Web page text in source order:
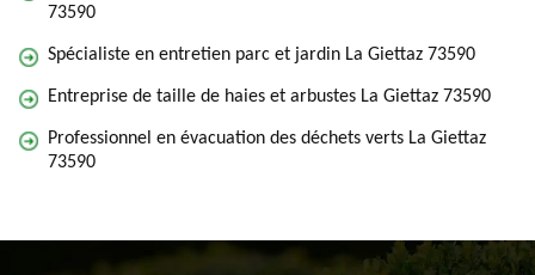
73590
Spécialiste en entretien parc et jardin La Giettaz 73590
Entreprise de taille de haies et arbustes La Giettaz 73590
Professionnel en évacuation des déchets verts La Giettaz
73590